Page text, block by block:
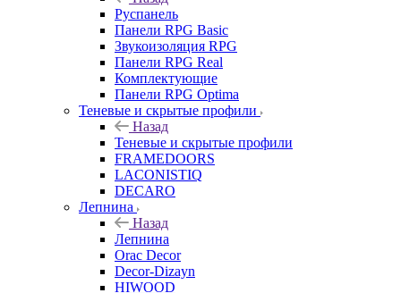
Руспанель
Панели RPG Basic
Звукоизоляция RPG
Панели RPG Real
Комплектующие
Панели RPG Optima
Теневые и скрытые профили
Назад
Теневые и скрытые профили
FRAMEDOORS
LACONISTIQ
DECARO
Лепнина
Назад
Лепнина
Orac Decor
Decor-Dizayn
HIWOOD